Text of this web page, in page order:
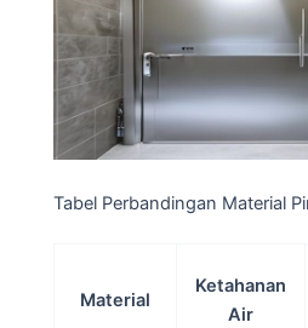
Tabel Perbandingan Material
Material
Ketahanan
Air